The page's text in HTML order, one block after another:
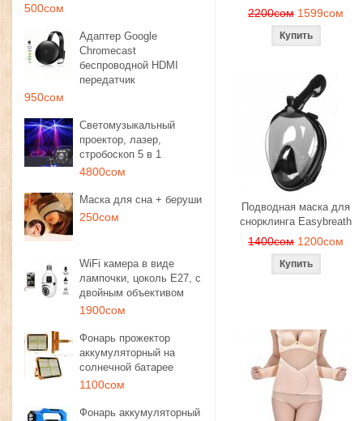
500сом
Адаптер Google
Chromecast
беспроводной HDMI
передатчик
950сом
Светомузыкальный
проектор, лазер,
стробоскоп 5 в 1
4800сом
Маска для сна + беруши
250сом
WiFi камера в виде
лампочки, цоколь E27, с
двойным объективом
1900сом
Фонарь прожектор
аккумуляторный на
солнечной батарее
1100сом
Фонарь аккумуляторный
2200сом 1599сом
Подводная маска для
снорклинга Easybreath
1400сом 1200сом